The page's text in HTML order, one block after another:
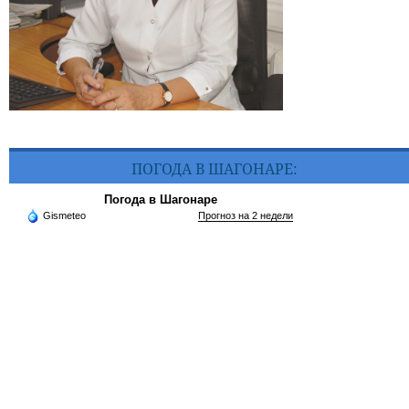
ПОГОДА В ШАГОНАРЕ:
Погода в Шагонаре
Gismeteo Прогноз на 2 недели